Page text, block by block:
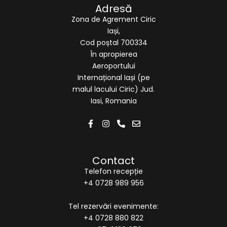
Adresă
Zona de Agrement Ciric
Iași,
Cod poștal 700334
În apropierea
Aeroportului
Internațional Iași (pe
malul lacului Ciric) Jud.
Iasi, Romania
Contact
Telefon recepție
+4 0728 989 956
Tel rezervări evenimente:
+4 0728 880 822